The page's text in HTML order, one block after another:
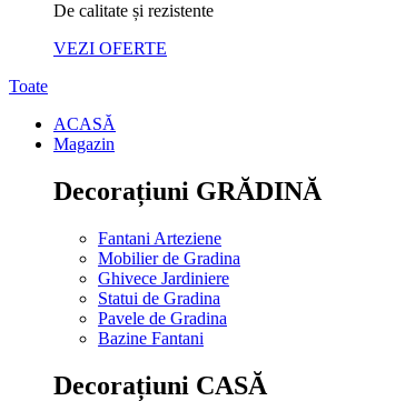
De calitate și rezistente
VEZI OFERTE
Toate
ACASĂ
Magazin
Decorațiuni GRĂDINĂ
Fantani Arteziene
Mobilier de Gradina
Ghivece Jardiniere
Statui de Gradina
Pavele de Gradina
Bazine Fantani
Decorațiuni CASĂ